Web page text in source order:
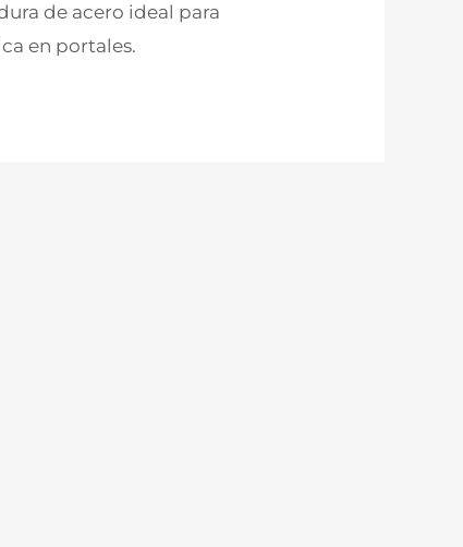
de acero ideal para
en portales.